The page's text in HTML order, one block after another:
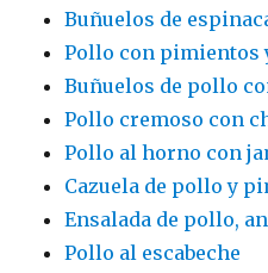
Buñuelos de
Pollo con pimientos
Buñuelos de pollo
Pollo cremoso con
Pollo al horno con
Cazuela de pollo y
Ensalada de pollo,
Pollo al escabeche